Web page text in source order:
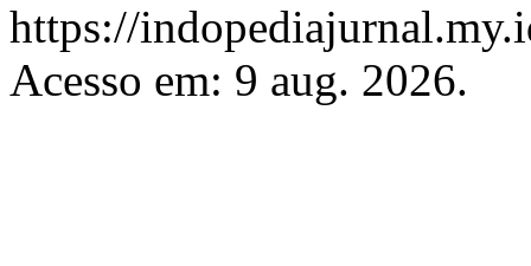
https://
Acesso em: 9 aug. 2026.